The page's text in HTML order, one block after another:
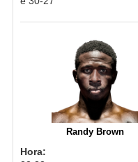
Randy Brown
Hora: